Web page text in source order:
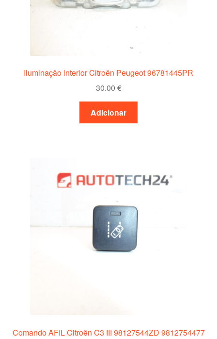
Iluminação interior Citroën Peugeot 96781445PR
30.00 €
Adicionar
Comando AFIL Citroën C3 III 98127544ZD 9812754477